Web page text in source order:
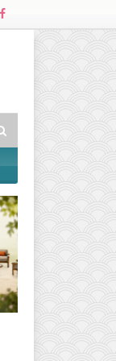
ve Performansı